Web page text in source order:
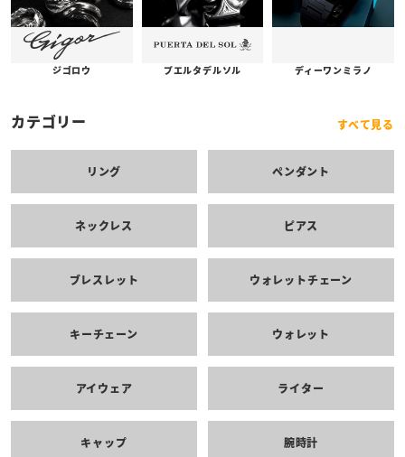
ジゴロウ プエルタデルソル ディーワンミラノ
カテゴリー すべて見る
リング ペンダント
ネックレス ピアス
ブレスレット ウォレットチェーン
キーチェーン ウォレット
アイウェア ライター
キャップ 腕時計